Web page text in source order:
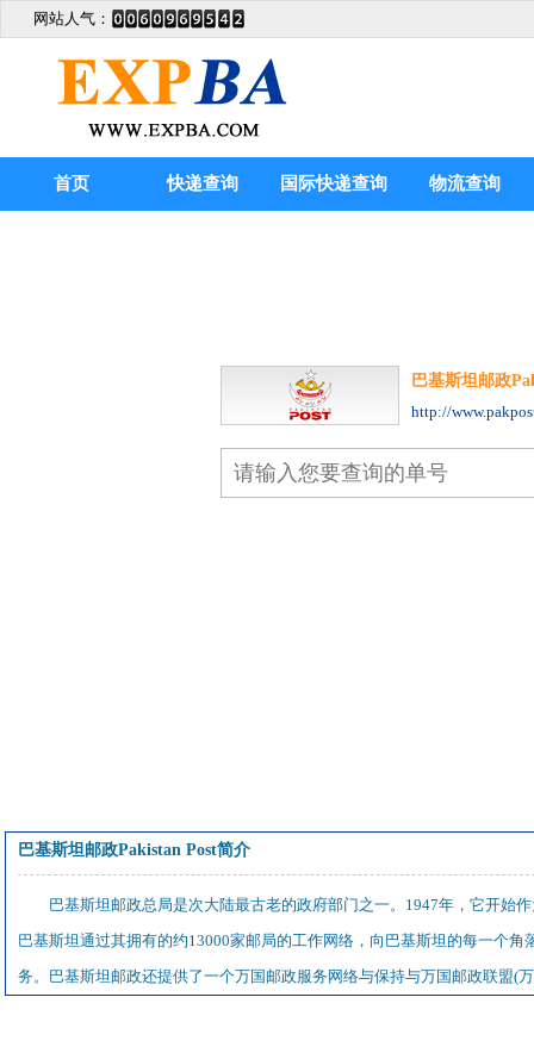
网站人气：
首页 快递查询 国际快递查询 物流查询
巴基斯坦邮政
http://
巴基斯坦邮政Pakistan Post简介
巴基斯坦邮政总局是次大陆最古老的政府部门之一。1947年，它开始
巴基斯坦通过其拥有的约13000家邮局的工作网络，向巴基斯坦的每一个
务。巴基斯坦邮政还提供了一个万国邮政服务网络与保持与万国邮政联盟(